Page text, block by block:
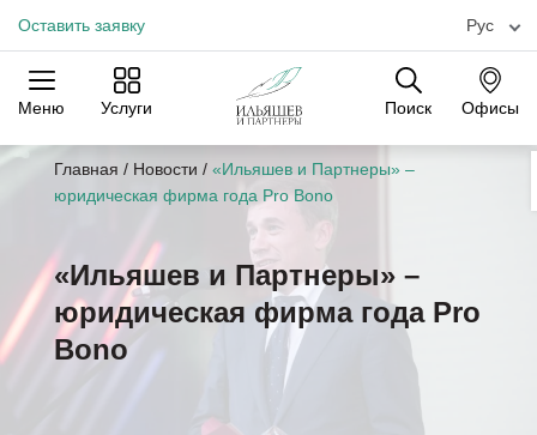
Оставить заявку Рус
Меню Услуги Поиск Офисы
Практики Отрасли
Офисы
Главная / Новости / «Ильяшев и Партнеры» –
юридическая фирма года Pro Bono
«Ильяшев и Партнеры» –
юридическая фирма года Pro
Bono